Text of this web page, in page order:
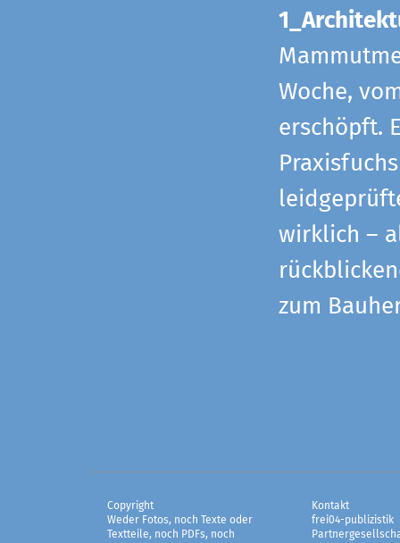
Woche,
erschöpft.
wirklich –
zum
Copyright
Weder Fotos, noch Texte oder
Textteile, noch PDFs, noch
Kontakt
frei04-publizistik